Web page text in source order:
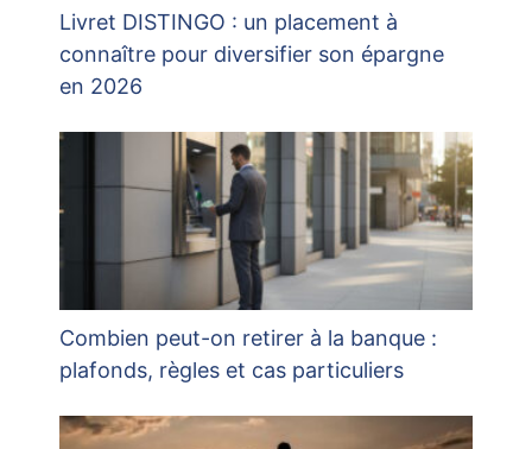
Livret DISTINGO : un placement à
connaître pour diversifier son épargne
en 2026
Combien peut-on retirer à la banque :
plafonds, règles et cas particuliers